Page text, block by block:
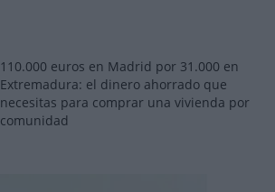
110.000 euros en Madrid por 31.000 en
Extremadura: el dinero ahorrado que
necesitas para comprar una vivienda por
comunidad